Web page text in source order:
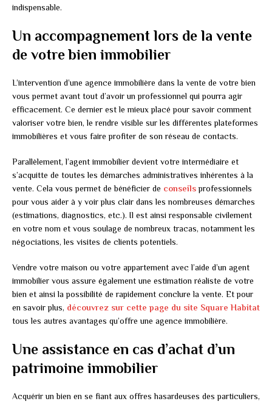
indispensable.
Un accompagnement lors de la vente
de votre bien immobilier
L’intervention d’une agence immobilière dans la vente de votre bien
vous permet avant tout d’avoir un professionnel qui pourra agir
efficacement. Ce dernier est le mieux placé pour savoir comment
valoriser votre bien, le rendre visible sur les différentes plateformes
immobilières et vous faire profiter de son réseau de contacts.
Parallèlement, l’agent immobilier devient votre intermédiaire et
s’acquitte de toutes les démarches administratives inhérentes à la
vente. Cela vous permet de bénéficier de conseilsprofessionnels
pour vous aider à y voir plus clair dans les nombreuses démarches
(estimations, diagnostics, etc.). Il est ainsi responsable civilement
en votre nom et vous soulage de nombreux tracas, notamment les
négociations, les visites de clients potentiels.
Vendre votre maison ou votre appartement avec l’aide d’un agent
immobilier vous assure également une estimation réaliste de votre
bien et ainsi la possibilité de rapidement conclure la vente. Et pour
en savoir plus, découvrez sur cette page du site Square Habitat
tous les autres avantages qu’offre une agence immobilière.
Une assistance en cas d’achat d’un
patrimoine immobilier
Acquérir un bien en se fiant aux offres hasardeuses des particuliers,